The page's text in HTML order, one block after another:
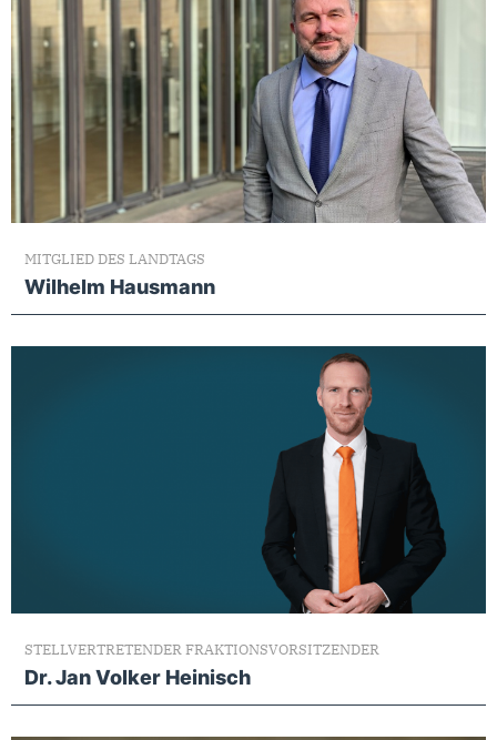
MITGLIED DES LANDTAGS
Wilhelm Hausmann
STELLVERTRETENDER FRAKTIONSVORSITZENDER
Dr. Jan Volker Heinisch